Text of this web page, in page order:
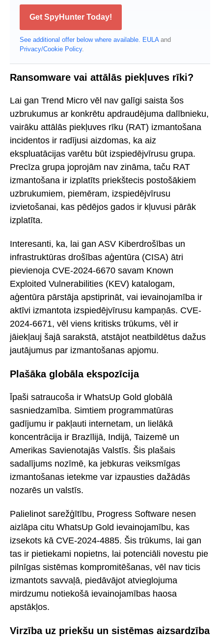
Get SpyHunter Today!
See additional offer below where available. EULAand
Privacy/Cookie Policy.
Ransomware vai attālās piekļuves rīki?
Lai gan Trend Micro vēl nav galīgi saista šos
uzbrukumus ar konkrētu apdraudējuma dalībnieku,
vairāku attālās piekļuves rīku (RAT) izmantošana
incidentos ir radījusi aizdomas, ka aiz
ekspluatācijas varētu būt izspiedējvīrusu grupa.
Precīza grupa joprojām nav zināma, taču RAT
izmantošana ir izplatīts priekštecis postošākiem
uzbrukumiem, piemēram, izspiedējvīrusu
izvietošanai, kas pēdējos gados ir kļuvusi pārāk
izplatīta.
Interesanti, ka, lai gan ASV Kiberdrošības un
infrastruktūras drošības aģentūra (CISA) ātri
pievienoja CVE-2024-6670 savam Known
Exploited Vulnerabilities (KEV) katalogam,
aģentūra pārstāja apstiprināt, vai ievainojamība ir
aktīvi izmantota izspiedējvīrusu kampaņās. CVE-
2024-6671, vēl viens kritisks trūkums, vēl ir
jāiekļauj šajā sarakstā, atstājot neatbildētus dažus
jautājumus par izmantošanas apjomu.
Plašāka globāla ekspozīcija
Īpaši satraucoša ir WhatsUp Gold globālā
sasniedzamība. Simtiem programmatūras
gadījumu ir pakļauti internetam, un lielākā
koncentrācija ir Brazīlijā, Indijā, Taizemē un
Amerikas Savienotajās Valstīs. Šis plašais
sadalījums nozīmē, ka jebkuras veiksmīgas
izmantošanas ietekme var izpausties dažādās
nozarēs un valstīs.
Palielinot sarežģītību, Progress Software nesen
aizlāpa citu WhatsUp Gold ievainojamību, kas
izsekots kā CVE-2024-4885. Šis trūkums, lai gan
tas ir pietiekami nopietns, lai potenciāli novestu pie
pilnīgas sistēmas kompromitēšanas, vēl nav ticis
izmantots savvaļā, piedāvājot atvieglojuma
mirdzumu notiekošā ievainojamības haosa
apstākļos.
Virzība uz priekšu un sistēmas aizsardzība